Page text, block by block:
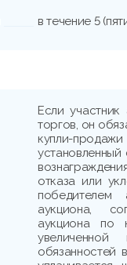
в течение 5
Если
торгов, он
купли-
отказа или
победителем
аукциона,
аукциона по
обязанностей